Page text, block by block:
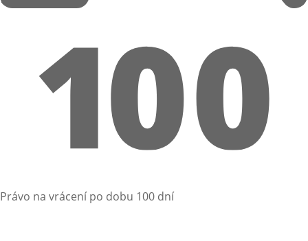
Právo na vrácení po dobu 100 dní